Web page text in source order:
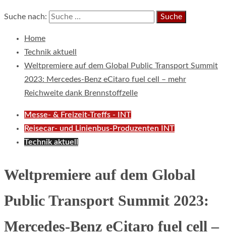
Suche nach:
Home
Technik aktuell
Weltpremiere auf dem Global Public Transport Summit
2023: Mercedes-Benz eCitaro fuel cell – mehr
Reichweite dank Brennstoffzelle
Messe- & Freizeit-Treffs - INT
Reisecar- und Linienbus-Produzenten INT
Technik aktuell
Weltpremiere auf dem Global
Public Transport Summit 2023:
Mercedes-Benz eCitaro fuel cell –